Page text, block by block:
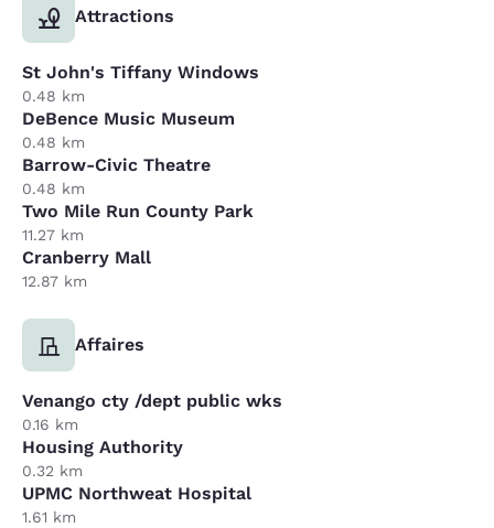
Attractions
St John's Tiffany Windows
0.48 km
DeBence Music Museum
0.48 km
Barrow-Civic Theatre
0.48 km
Two Mile Run County Park
11.27 km
Cranberry Mall
12.87 km
Affaires
Venango cty /dept public wks
0.16 km
Housing Authority
0.32 km
UPMC Northweat Hospital
1.61 km